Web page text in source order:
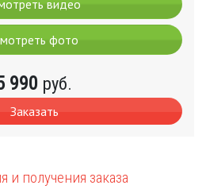
видео
фото
990 руб.
Заказать
получения заказа